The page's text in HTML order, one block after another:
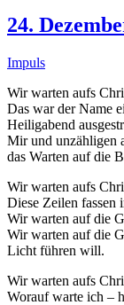
24.
Impuls
Wir warten aufs
Das war der Name
Heiligabend
Mir und unzähligen
das Warten auf die
Wir warten aufs
Diese Zeilen fassen
Wir warten auf die
Wir warten auf die
Licht führen will.
Wir warten aufs
Worauf warte ich –